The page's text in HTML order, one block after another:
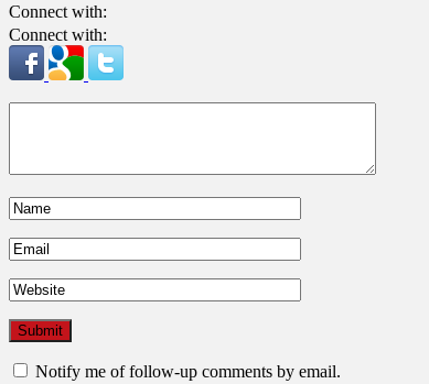
Connect with:
Connect with:
Notify me of follow-up comments by email.